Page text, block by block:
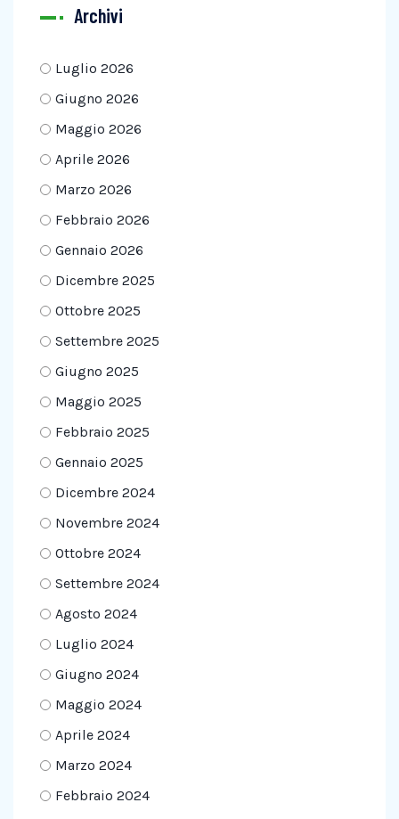
Archivi
Luglio 2026
Giugno 2026
Maggio 2026
Aprile 2026
Marzo 2026
Febbraio 2026
Gennaio 2026
Dicembre 2025
Ottobre 2025
Settembre 2025
Giugno 2025
Maggio 2025
Febbraio 2025
Gennaio 2025
Dicembre 2024
Novembre 2024
Ottobre 2024
Settembre 2024
Agosto 2024
Luglio 2024
Giugno 2024
Maggio 2024
Aprile 2024
Marzo 2024
Febbraio 2024